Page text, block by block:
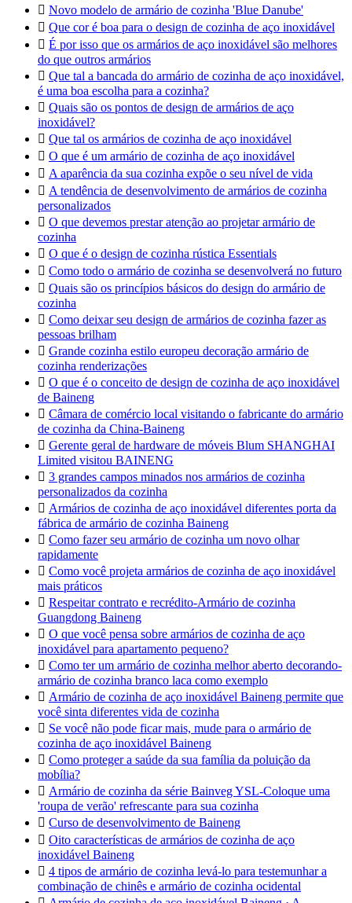
 Novo modelo de armário de cozinha 'Blue Danube'
 Que cor é boa para o design de cozinha de aço inoxidável
 É por isso que os armários de aço inoxidável são melhores
do que outros armários
 Que tal a bancada do armário de cozinha de aço inoxidável,
é uma boa escolha para a cozinha?
 Quais são os pontos de design de armários de aço
inoxidável?
 Que tal os armários de cozinha de aço inoxidável
 O que é um armário de cozinha de aço inoxidável
 A aparência da sua cozinha expõe o seu nível de vida
 A tendência de desenvolvimento de armários de cozinha
personalizados
 O que devemos prestar atenção ao projetar armário de
cozinha
 O que é o design de cozinha rústica Essentials
 Como todo o armário de cozinha se desenvolverá no futuro
 Quais são os princípios básicos do design do armário de
cozinha
 Como deixar seu design de armários de cozinha fazer as
pessoas brilham
 Grande cozinha estilo europeu decoração armário de
cozinha renderizações
 O que é o conceito de design de cozinha de aço inoxidável
de Baineng
 Câmara de comércio local visitando o fabricante do armário
de cozinha da China-Baineng
 Gerente geral de hardware de móveis Blum SHANGHAI
Limited visitou BAINENG
 3 grandes campos minados nos armários de cozinha
personalizados da cozinha
 Armários de cozinha de aço inoxidável diferentes porta da
fábrica de armário de cozinha Baineng
 Como fazer seu armário de cozinha um novo olhar
rapidamente
 Como você projeta armários de cozinha de aço inoxidável
mais práticos
 Respeitar contrato e recrédito-Armário de cozinha
Guangdong Baineng
 O que você pensa sobre armários de cozinha de aço
inoxidável para apartamento pequeno?
 Como ter um armário de cozinha melhor aberto decorando-
armário de cozinha branco laca como exemplo
 Armário de cozinha de aço inoxidável Baineng permite que
você sinta diferentes vida de cozinha
 Se você não pode ficar mais, mude para o armário de
cozinha de aço inoxidável Baineng
 Como proteger a saúde da sua família da poluição da
mobília?
 Armário de cozinha da série Bainveg YSL-Coloque uma
'roupa de verão' refrescante para sua cozinha
 Curso de desenvolvimento de Baineng
 Oito características de armários de cozinha de aço
inoxidável Baineng
 4 tipos de armário de cozinha levá-lo para testemunhar a
combinação de chinês e armário de cozinha ocidental